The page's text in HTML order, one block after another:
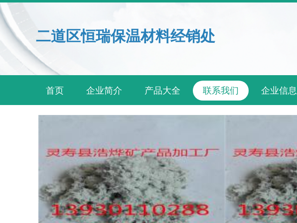
二道区恒瑞保温材料经销处
首页 企业简介 产品大全 联系我们 企业信息